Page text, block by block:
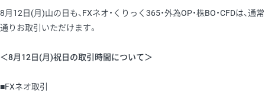
8月12日(月)山の日も、FXネオ・くりっく365・外為OP・株BO・CFDは、通常
通りお取引いただけます。
＜8月12日(月)祝日の取引時間について＞
■FXネオ取引